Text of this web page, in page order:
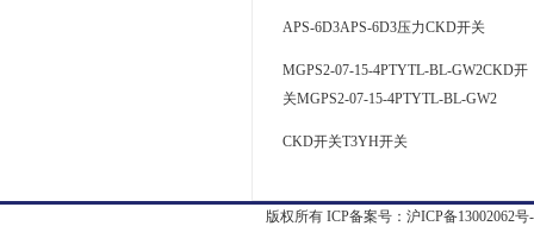
APS-6D3APS-6D3压力CKD开关
MGPS2-07-15-4PTYTL-BL-GW2CKD开
关MGPS2-07-15-4PTYTL-BL-GW2
CKD开关T3YH开关
版权所有 ICP备案号： 沪ICP备13002062号